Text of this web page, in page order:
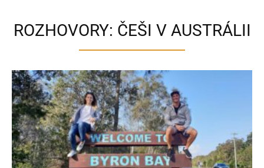
ROZHOVORY: ČEŠI V AUSTRÁLII